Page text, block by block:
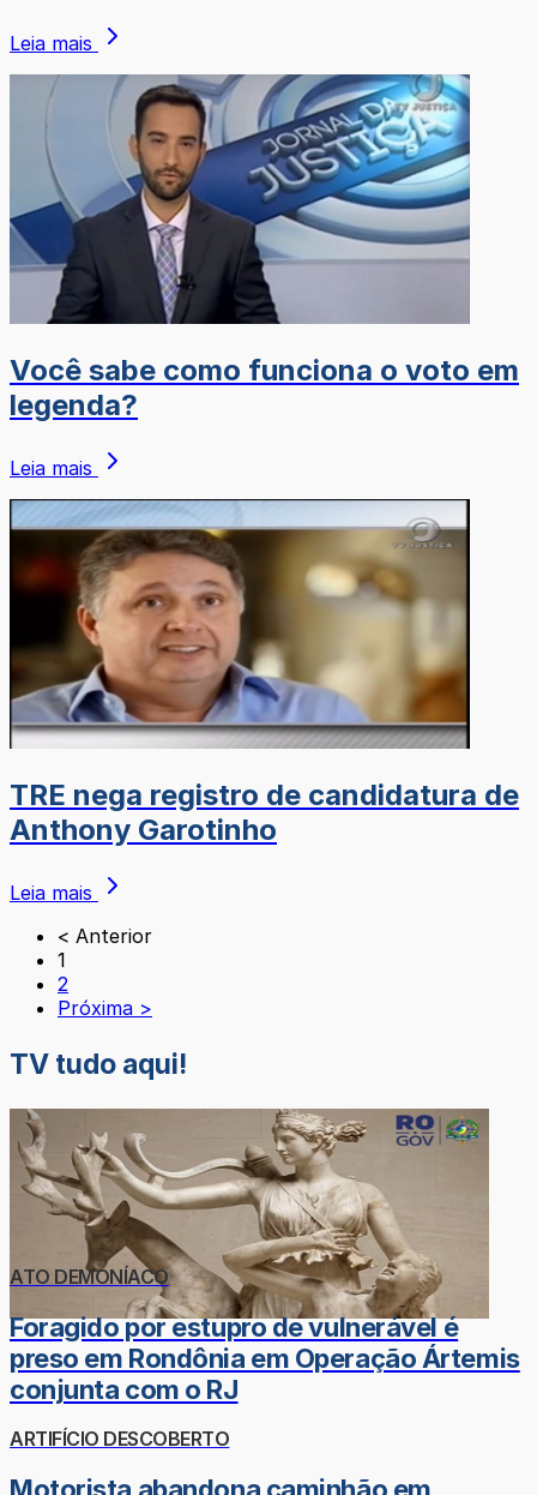
Leia mais
Você sabe como funciona o voto em
legenda?
Leia mais
TRE nega registro de candidatura de
Anthony Garotinho
Leia mais
< Anterior
1
2
Próxima >
TV tudo aqui!
ATO DEMONÍACO
Foragido por estupro de vulnerável é
preso em Rondônia em Operação Ártemis
conjunta com o RJ
ARTIFÍCIO DESCOBERTO